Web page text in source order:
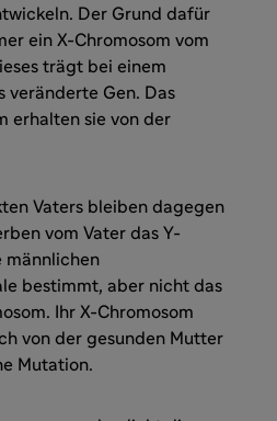
Der Grund dafür
ein X-Chromosom vom
trägt bei einem
veränderte Gen. Das
erhalten sie von der
Vaters bleiben dagegen
vom Vater das Y-
männlichen
bestimmt, aber nicht das
Ihr X-Chromosom
von der gesunden Mutter
Mutation.